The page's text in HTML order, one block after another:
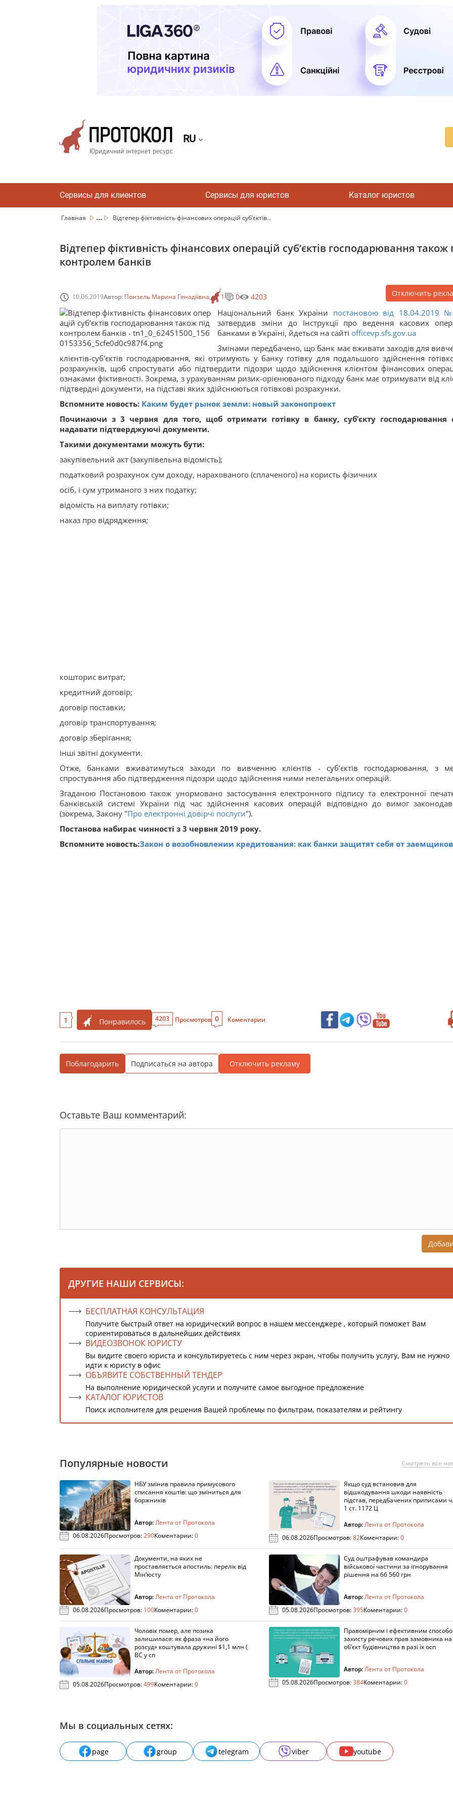
RU
Сервисы для клиентов Сервисы для юристов Каталог юристов
Главная ... Відтепер фіктивність фінансових операцій суб’єктів...
Відтепер фіктивність фінансових операцій суб’єктів господарювання також
контролем банків
10.06.2019Автор: Понзель Марина Генадіївна 1 0 4203 Отключить
Національний банк України постановою від 18.04.2019
затвердив зміни до Інструкції про ведення касових
банками в Україні, йдеться на сайті officevp.sfs.gov.ua
Змінами передбачено, що банк має вживати заходів для
клієнтів-суб'єктів господарювання, які отримують у банку готівку для подальшого здійснення
розрахунків, щоб спростувати або підтвердити підозри щодо здійснення клієнтом фінансових
ознаками фіктивності. Зокрема, з урахуванням ризик-орієнюваного підходу банк має отримувати від
підтвердні документи, на підставі яких здійснюються готівкові розрахунки.
Вспомните новость: Каким будет рынок земли: новый законопроект
Починаючи з 3 червня для того, щоб отримати готівку в банку, суб’єкту господарювання
надавати підтверджуючі документи.
Такими документами можуть бути:
закупівельний акт (закупівельна відомість);
податковий розрахунок сум доходу, нарахованого (сплаченого) на користь фізичних
осіб, і сум утриманого з них податку;
відомість на виплату готівки;
наказ про відрядження;
кошторис витрат;
кредитний договір;
договір поставки;
договір транспортування;
договір зберігання;
інші звітні документи.
Отже, банками вживатимуться заходи по вивченню клієнтів - суб’єктів господарювання, з
спростування або підтвердження підозри щодо здійснення ними нелегальних операцій.
Згаданою Постановою також унормовано застосування електронного підпису та електронної
банківській системі України під час здійснення касових операцій відповідно до вимог
(зокрема, Закону "Про електронні довірчі послуги").
Постанова набирає чинності з 3 червня 2019 року.
Вспомните новость:Закон о возобновлении кредитования: как банки защитят себя от заемщиков
1 Понравилось 4203 Просмотров 0 Коментарии
Поблагодарить Подписаться на автора Отключить рекламу
Оставьте Ваш комментарий:
ДРУГИЕ НАШИ СЕРВИСЫ:
БЕСПЛАТНАЯ КОНСУЛЬТАЦИЯ
Получите быстрый ответ на юридический вопрос в нашем мессенджере , который поможет Вам
сориентироваться в дальнейших действиях
ВИДЕОЗВОНОК ЮРИСТУ
Вы видите своего юриста и консультируетесь с ним через экран, чтобы получить услугу, Вам не нужно
идти к юристу в офис
ОБЪЯВИТЕ СОБСТВЕННЫЙ ТЕНДЕР
На выполнение юридической услуги и получите самое выгодное предложение
КАТАЛОГ ЮРИСТОВ
Поиск исполнителя для решения Вашей проблемы по фильтрам, показателям и рейтингу
Популярные новости Смотреть все
НБУ змінив правила примусового
списання коштів: що зміниться для
боржників
Автор:Лента от Протокола
06.08.2026Просмотров:290Коментарии:0
Якщо суд встановив для
відшкодування шкоди наявність
підстав, передбачених приписами ч.
1 ст. 1172 Ц
Автор:Лента от Протокола
06.08.2026Просмотров:82Коментарии:0
Документи, на яких не
проставляється апостиль: перелік від
Мін’юсту
Автор:Лента от Протокола
06.08.2026Просмотров: 100Коментарии:0
Суд оштрафував командира
військової частини за ігнорування
рішення на 66 560 грн
Автор:Лента от Протокола
05.08.2026Просмотров:395Коментарии:0
Чоловік помер, але позика
залишилася: як фраза «на його
розсуд» коштувала дружині $1,1 млн (
ВС у сп
Автор:Лента от Протокола
05.08.2026Просмотров:499Коментарии:0
Правомірним і ефективним
захисту речових прав замовника на
об’єкт будівництва в разі їх осп
Автор:Лента от Протокола
05.08.2026Просмотров:384Коментарии:0
Мы в социальных сетях:
page group telegram viber youtube